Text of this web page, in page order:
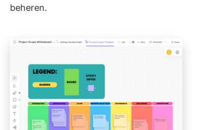
beheren.